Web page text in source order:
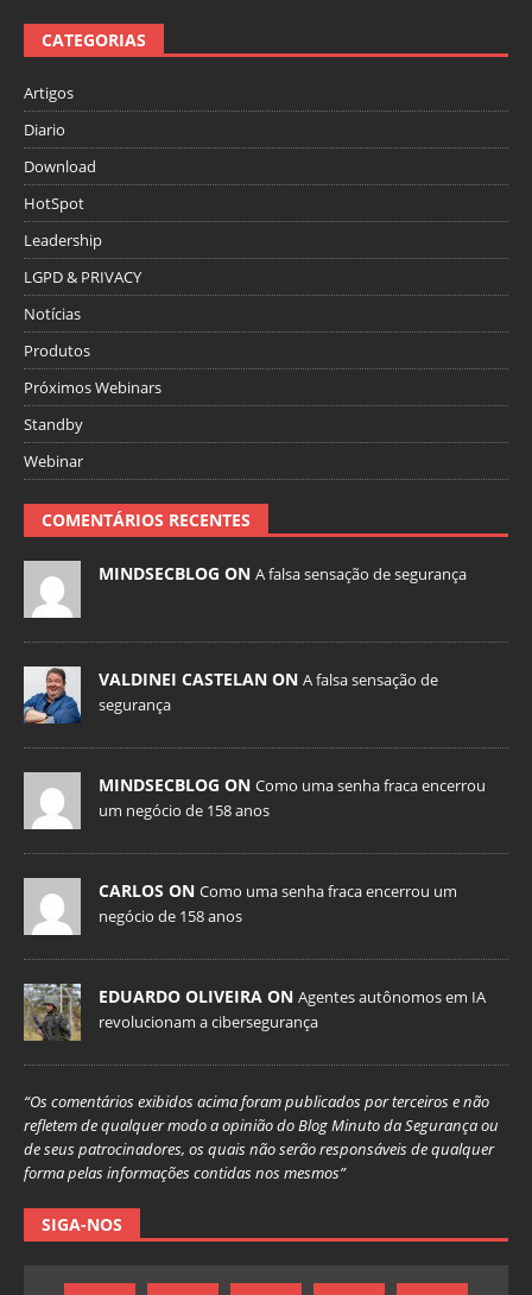
CATEGORIAS
Artigos
Diario
Download
HotSpot
Leadership
LGPD & PRIVACY
Notícias
Produtos
Próximos Webinars
Standby
Webinar
COMENTÁRIOS RECENTES
MINDSECBLOG ON A falsa sensação de segurança
VALDINEI CASTELAN ON A falsa sensação de
segurança
MINDSECBLOG ON Como uma senha fraca encerrou
um negócio de 158 anos
CARLOS ON Como uma senha fraca encerrou um
negócio de 158 anos
EDUARDO OLIVEIRA ON Agentes autônomos em IA
revolucionam a cibersegurança
“Os comentários exibidos acima foram publicados por terceiros e não
refletem de qualquer modo a opinião do Blog Minuto da Segurança ou
de seus patrocinadores, os quais não serão responsáveis de qualquer
forma pelas informações contidas nos mesmos”
SIGA-NOS